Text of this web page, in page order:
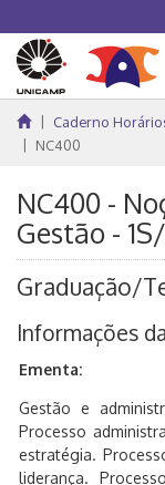
Caderno
NC400
NC400 -
Gestão -
Graduação/
Informações
Ementa:
Gestão e
Processo
estratégia.
liderança.